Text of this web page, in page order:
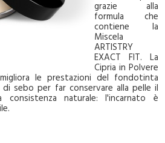
grazie alla
formula che
contiene la
Miscela
ARTISTRY
EXACT FIT. La
Cipria in Polvere
migliora le prestazioni del fondotinta
sebo per far conservare alla pelle il
naturale: l'incarnato è